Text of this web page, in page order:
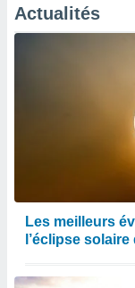
Actualités
Les meilleurs
l’éclipse